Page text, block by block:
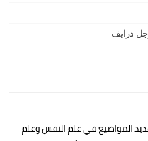
درايف
المواضيع في علم النفس وعلم